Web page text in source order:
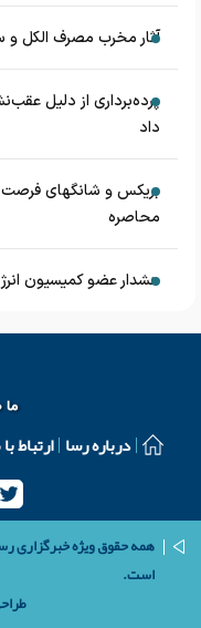
آثار مخرب مصرف الکل و
پرده‌برداری از دلیل
داد
بریکس و شانگهای
محاصره
هشدار عضو کمیسیون
درباره رسا ارتباط
همه حقوق ویژه خبرگزاری
است.